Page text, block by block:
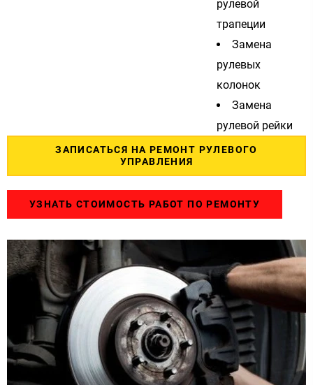
рулевой
трапеции
Замена
рулевых
колонок
Замена
рулевой рейки
ЗАПИСАТЬСЯ НА РЕМОНТ РУЛЕВОГО
УПРАВЛЕНИЯ
УЗНАТЬ СТОИМОСТЬ РАБОТ ПО РЕМОНТУ